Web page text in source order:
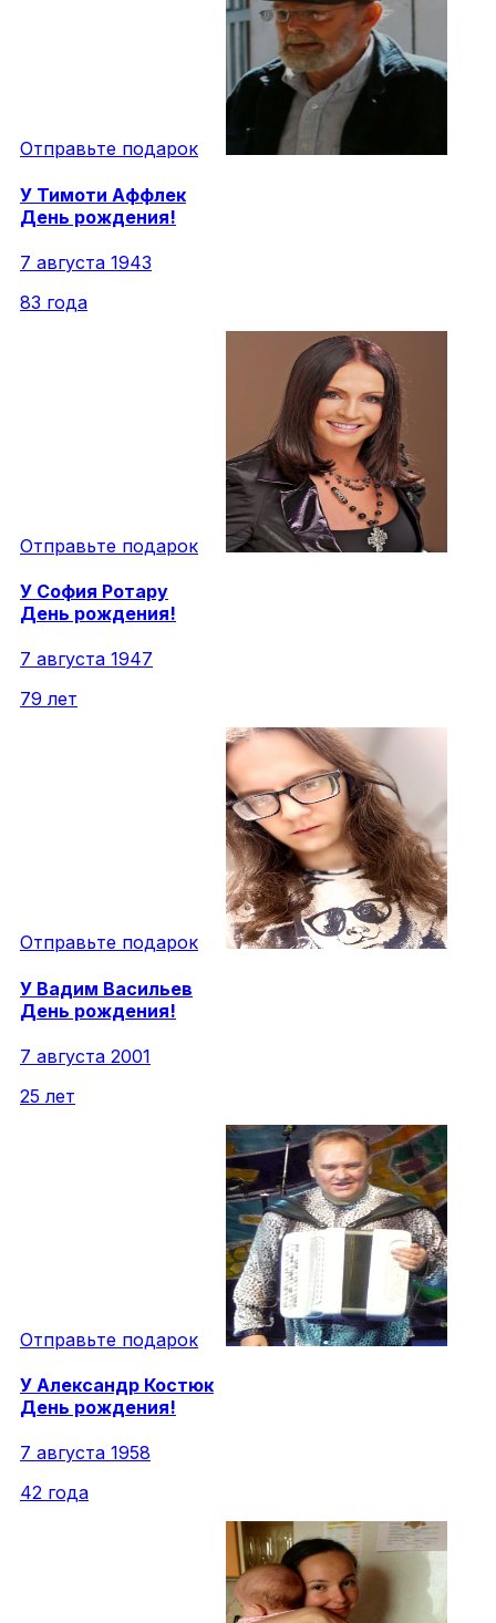
Отправьте подарок
У Тимоти Аффлек
День рождения!
7 августа 1943
83 года
Отправьте подарок
У София Ротару
День рождения!
7 августа 1947
79 лет
Отправьте подарок
У Вадим Васильев
День рождения!
7 августа 2001
25 лет
Отправьте подарок
У Александр Костюк
День рождения!
7 августа 1958
42 года